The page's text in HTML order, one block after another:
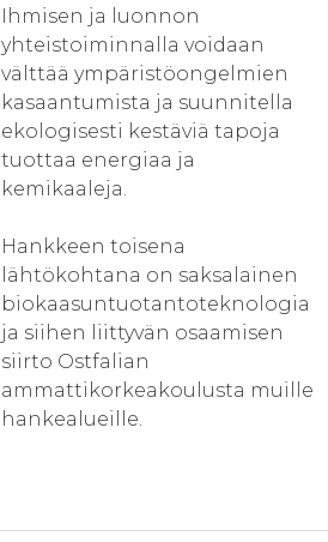
Ihmisen ja luonnon
yhteistoiminnalla voidaan
välttää ympäristöongelmien
kasaantumista ja suunnitella
ekologisesti kestäviä tapoja
tuottaa energiaa ja
kemikaaleja.
Hankkeen toisena
lähtökohtana on saksalainen
biokaasuntuotantoteknologia
ja siihen liittyvän osaamisen
siirto Ostfalian
ammattikorkeakoulusta muille
hankealueille.